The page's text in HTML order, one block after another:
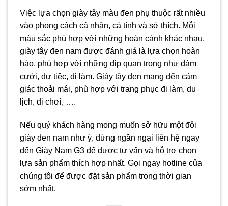
Việc lựa chọn giày tây màu đen phụ thuộc rất nhiều
vào phong cách cá nhân, cá tính và sở thích. Mỗi
màu sắc phù hợp với những hoàn cảnh khác nhau,
giày tây đen nam được đánh giá là lựa chọn hoàn
hảo, phù hợp với những dịp quan trọng như đám
cưới, dự tiệc, đi làm. Giày tây đen mang đến cảm
giác thoải mái, phù hợp với trang phục đi làm, du
lịch, đi chơi, ….
Nếu quý khách hàng mong muốn sở hữu một đôi
giày đen nam như ý, đừng ngần ngại liên hệ ngay
đến Giày Nam G3 để được tư vấn và hỗ trợ chọn
lựa sản phẩm thích hợp nhất. Gọi ngay hotline của
chúng tôi để được đặt sản phẩm trong thời gian
sớm nhất.